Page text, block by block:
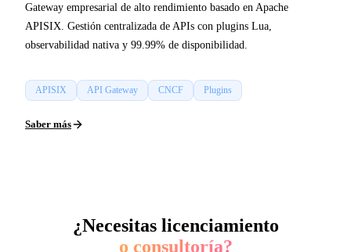
Gateway empresarial de alto rendimiento basado en Apache
APISIX. Gestión centralizada de APIs con plugins Lua,
observabilidad nativa y 99.99% de disponibilidad.
APISIX API Gateway CNCF Plugins
Saber más
¿Necesitas licenciamiento
o consultoría?